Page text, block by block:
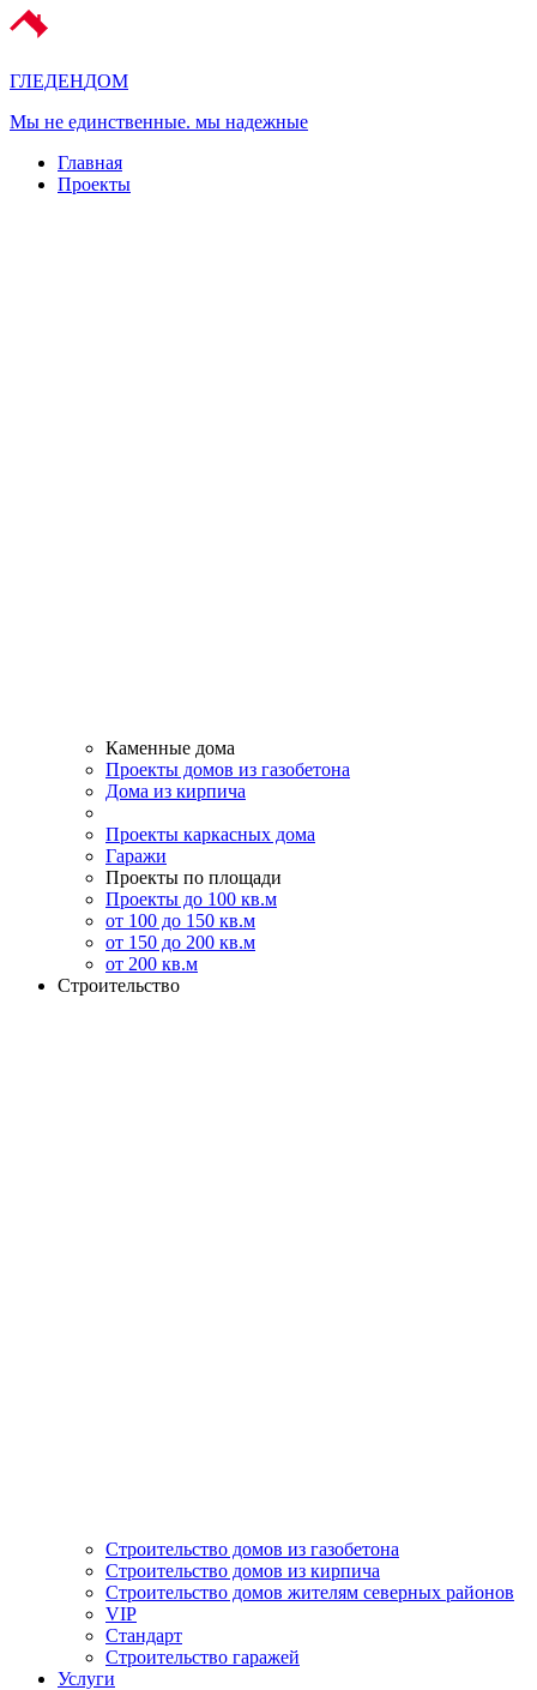
ГЛЕДЕНДОМ
Мы не единственные. мы надежные
Главная
Проекты
Каменные дома
Проекты домов из газобетона
Дома из кирпича
Проекты каркасных дома
Гаражи
Проекты по площади
Проекты до 100 кв.м
от 100 до 150 кв.м
от 150 до 200 кв.м
от 200 кв.м
Строительство
Строительство домов из газобетона
Строительство домов из кирпича
Строительство домов жителям северных районов
VIP
Стандарт
Строительство гаражей
Услуги